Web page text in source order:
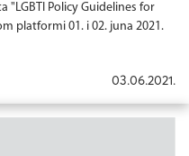
Policy Guidelines for
platformi 01. i 02. juna 2021.
03.06.2021.